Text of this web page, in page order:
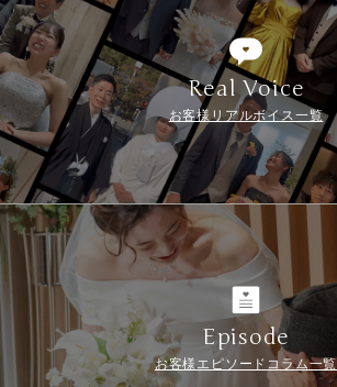
Real Voice
お客様リアルボイス一覧
Episode
お客様エピソードコラム一覧